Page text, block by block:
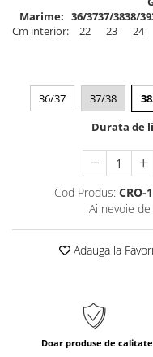
Marime: 36/3737/3838/39
Cm interior:
22 23 24
36/37 37/38
Durata de
Cod Produs: CRO-
Ai nevoie
Adauga la
Doar produse de calitate